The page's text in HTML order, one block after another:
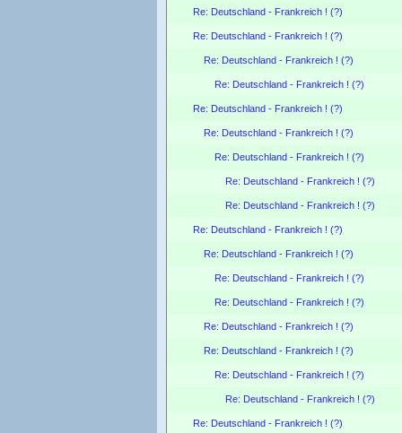
Re: Deutschland - Frankreich ! (?)
Re: Deutschland - Frankreich ! (?)
Re: Deutschland - Frankreich ! (?)
Re: Deutschland - Frankreich ! (?)
Re: Deutschland - Frankreich ! (?)
Re: Deutschland - Frankreich ! (?)
Re: Deutschland - Frankreich ! (?)
Re: Deutschland - Frankreich ! (?)
Re: Deutschland - Frankreich ! (?)
Re: Deutschland - Frankreich ! (?)
Re: Deutschland - Frankreich ! (?)
Re: Deutschland - Frankreich ! (?)
Re: Deutschland - Frankreich ! (?)
Re: Deutschland - Frankreich ! (?)
Re: Deutschland - Frankreich ! (?)
Re: Deutschland - Frankreich ! (?)
Re: Deutschland - Frankreich ! (?)
Re: Deutschland - Frankreich ! (?)